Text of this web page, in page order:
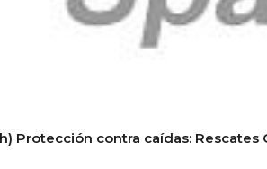
Protección contra caídas: Rescates